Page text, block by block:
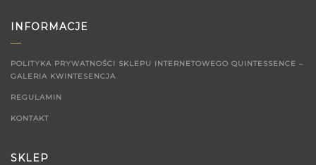
INFORMACJE
POLITYKA PRYWATNOŚCI SKLEPU INTERNETOWEGO QUINTESSENCE –
GALERIA KWINTESENCJA
REGULAMIN
KONTAKT
SKLEP